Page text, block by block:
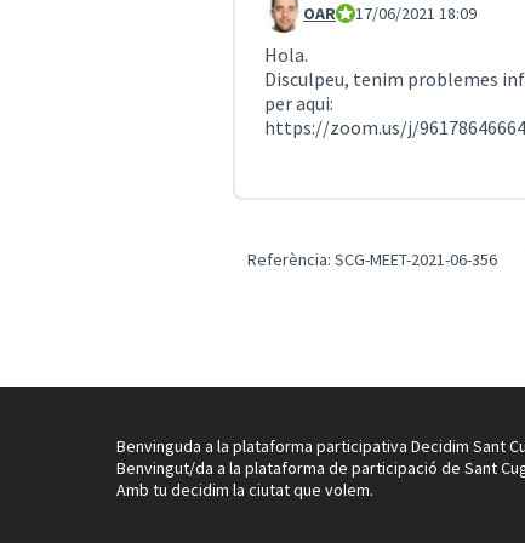
Comentari 994 (respon al
OARAjuntament de Sant
17/06/2021 18:09
Hola.
Disculpeu, tenim problemes
per aqui:
https://zoom.us/j/96178646664
Referència: SCG-MEET-2021-06-356
Benvinguda a la plataforma participativa Decidim Sant
Benvingut/da a la plataforma de participació de Sant
Amb tu decidim la ciutat que volem.